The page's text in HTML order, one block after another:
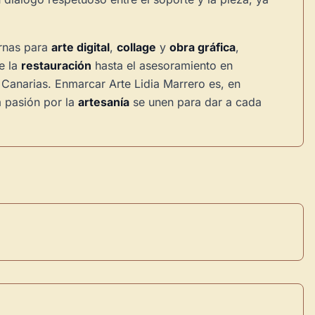
para arte digital, collage y obra gráfica,
la restauración hasta el asesoramiento en
Enmarcar Arte Lidia Marrero es, en
pasión por la artesanía se unen para dar a cada